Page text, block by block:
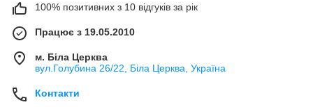
100% позитивних з 10 відгуків за рік
Працює з 19.05.2010
м. Біла Церква
вул.Голубина 26/22, Біла Церква, Україна
Контакти